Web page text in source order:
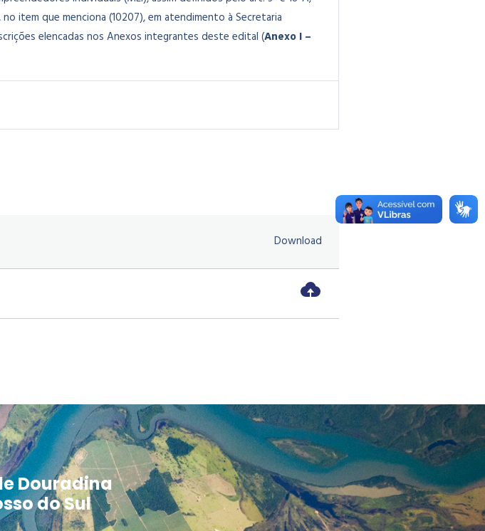
no item que menciona (10207), em atendimento à Secretaria
elencadas nos Anexos integrantes deste edital (Anexo I –
Download
Douradina
do Sul